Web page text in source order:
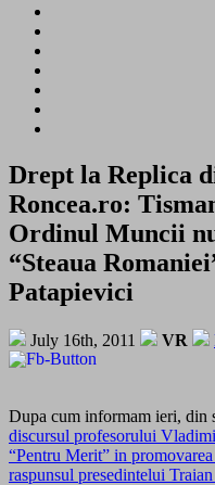
Drept la Replica
Roncea.ro:
Ordinul Muncii
“Steaua
Patapievici
July 16th, 2011 VR
Dupa cum informam ieri, din
discursul profesorului
“Pentru Merit” in
raspunsul presedintelui